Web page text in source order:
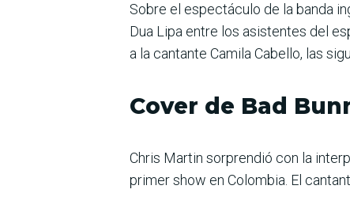
Sobre el espectáculo de la banda
Dua Lipa entre los asistentes del
a la cantante Camila Cabello, las
Cover de Bad
Chris Martin sorprendió con la
primer show en Colombia. El